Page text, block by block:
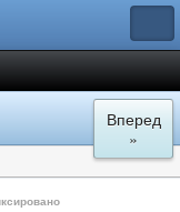
Вперед
»